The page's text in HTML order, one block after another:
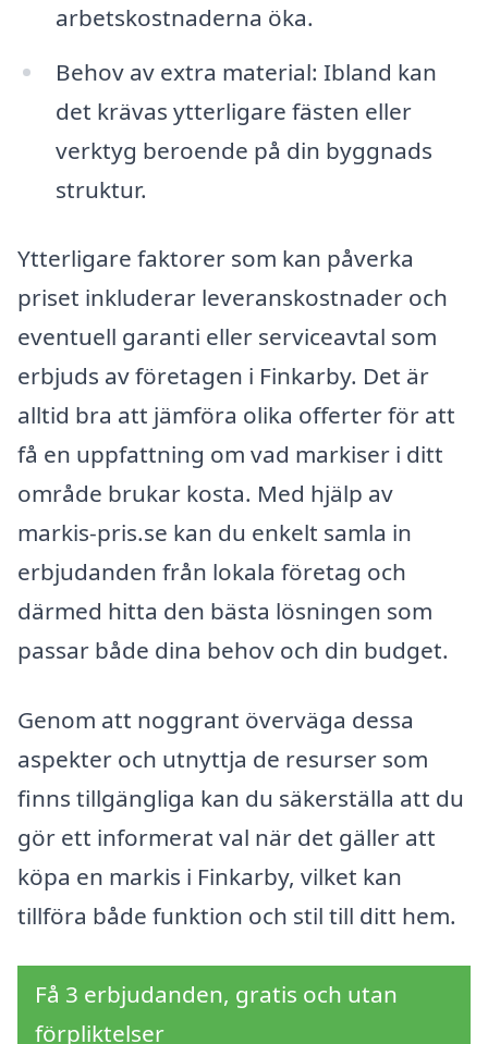
arbetskostnaderna öka.
Behov av extra material: Ibland kan
det krävas ytterligare fästen eller
verktyg beroende på din byggnads
struktur.
Ytterligare faktorer som kan påverka
priset inkluderar leveranskostnader och
eventuell garanti eller serviceavtal som
erbjuds av företagen i Finkarby. Det är
alltid bra att jämföra olika offerter för att
få en uppfattning om vad markiser i ditt
område brukar kosta. Med hjälp av
markis-pris.se kan du enkelt samla in
erbjudanden från lokala företag och
därmed hitta den bästa lösningen som
passar både dina behov och din budget.
Genom att noggrant överväga dessa
aspekter och utnyttja de resurser som
finns tillgängliga kan du säkerställa att du
gör ett informerat val när det gäller att
köpa en markis i Finkarby, vilket kan
tillföra både funktion och stil till ditt hem.
Få 3 erbjudanden, gratis och utan
förpliktelser